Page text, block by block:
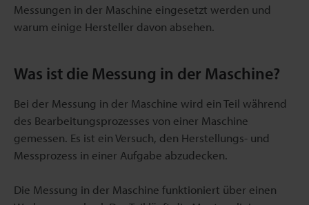
Messungen in der Maschine eingesetzt werden und
warum einige Hersteller davon absehen.
Was ist die Messung in der Maschine?
Bei der Messung in der Maschine wird ein Teil während
des Bearbeitungsprozesses von einer Maschine
gemessen. Es ist ein Versuch, den Herstellungs- und
Messprozess in einer Aufgabe abzudecken.
Die Messung in der Maschine funktioniert über einen